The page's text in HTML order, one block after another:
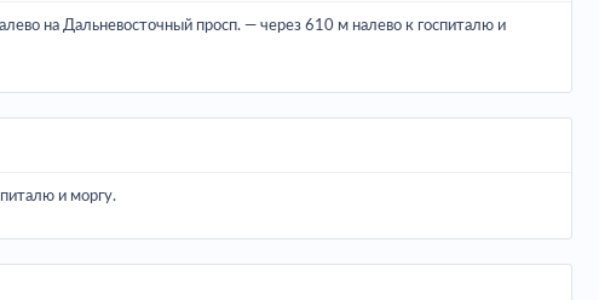
на Дальневосточный просп. — через 610 м налево к госпиталю и
и моргу.